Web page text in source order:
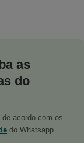
as
do
acordo com os
do Whatsapp.